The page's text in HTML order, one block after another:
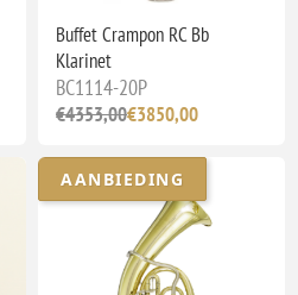
Buffet Crampon RC Bb
Klarinet
BC1114-20P
€4353,00€3850,00
AANBIEDING